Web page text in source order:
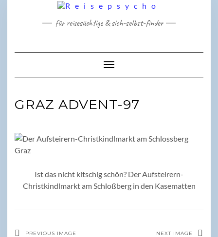
für reisesüchtige & sich-selbst-finder
Toggle Navigation
GRAZ ADVENT-97
Ist das nicht kitschig schön? Der Aufsteirern-
Christkindlmarkt am Schloßberg in den Kasematten
PREVIOUS IMAGE NEXT IMAGE